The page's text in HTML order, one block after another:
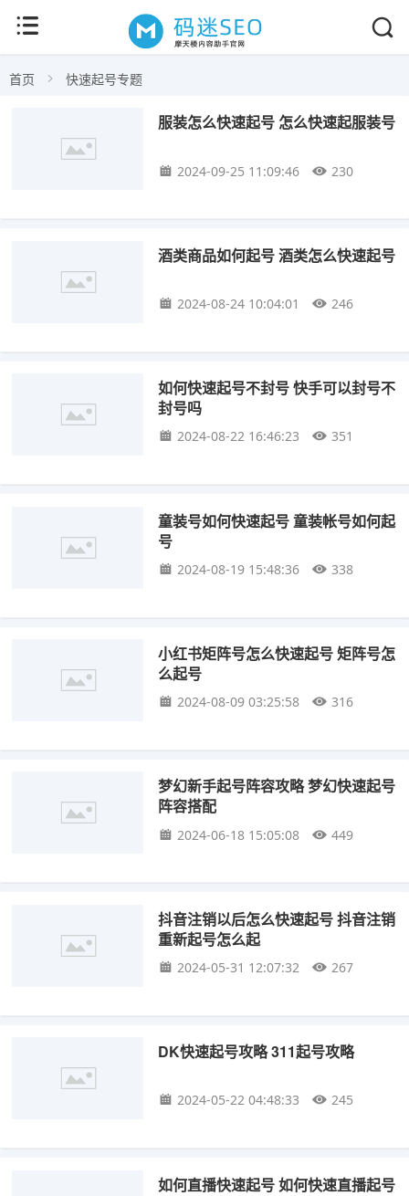
首页 快速起号专题
服装怎么快速起号 怎么快速起服装号
2024-09-25 11:09:46 230
酒类商品如何起号 酒类怎么快速起号
2024-08-24 10:04:01 246
如何快速起号不封号 快手可以封号不
封号吗
2024-08-22 16:46:23 351
童装号如何快速起号 童装帐号如何起
号
2024-08-19 15:48:36 338
小红书矩阵号怎么快速起号 矩阵号怎
么起号
2024-08-09 03:25:58 316
梦幻新手起号阵容攻略 梦幻快速起号
阵容搭配
2024-06-18 15:05:08 449
抖音注销以后怎么快速起号 抖音注销
重新起号怎么起
2024-05-31 12:07:32 267
DK快速起号攻略 311起号攻略
2024-05-22 04:48:33 245
如何直播快速起号 如何快速直播起号